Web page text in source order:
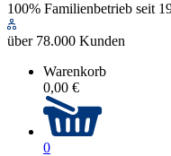
100% Familienbetrieb seit
über 78.000 Kunden
Warenkorb
0,00 €
0